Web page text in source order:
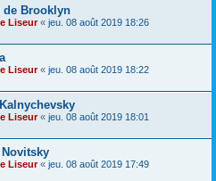
de Brooklyn
Liseur« jeu. 08 août 2019 18:26
Liseur« jeu. 08 août 2019 18:22
Liseur« jeu. 08 août 2019 18:01
Liseur« jeu. 08 août 2019 17:49